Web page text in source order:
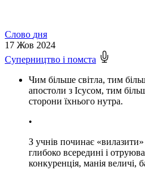
Слово дня
17 Жов 2024
Суперництво і помста
Чим більше світла, тим
апостоли з Ісусом, тим
сторони їхнього нутра.
•
З учнів починає
глибоко всередині і
конкуренція, манія